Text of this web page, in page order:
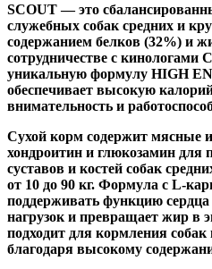
SCOUT — это
служебных собак средних и
содержанием белков (32%) и
сотрудничестве с кинологами
уникальную формулу HIGH
обеспечивает высокую
внимательность и
Сухой корм содержит мясные
хондроитин и глюкозамин для
суставов и костей собак
от 10 до 90 кг. Формула с L-
поддерживать функцию
нагрузок и превращает жир в
подходит для кормления собак
благодаря высокому